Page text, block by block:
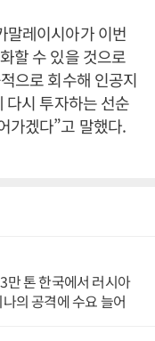
말레이시아가 이번
할 수 있을 것으로
으로 회수해 인공지
다시 투자하는 선순
가겠다”고 말했다.
만 톤 한국에서 러시아
의 공격에 수요 늘어